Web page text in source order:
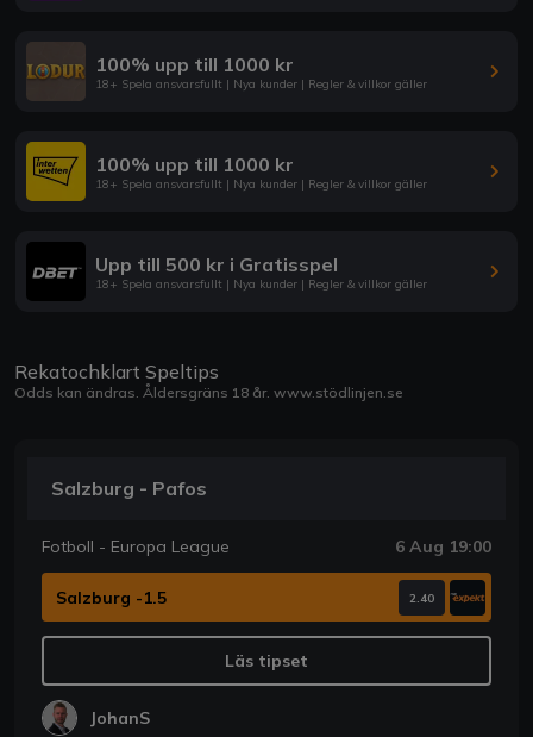
100% upp till 1000 kr
18+ Spela ansvarsfullt | Nya kunder | Regler & villkor gäller
100% upp till 1000 kr
18+ Spela ansvarsfullt | Nya kunder | Regler & villkor gäller
Upp till 500 kr i Gratisspel
18+ Spela ansvarsfullt | Nya kunder | Regler & villkor gäller
Rekatochklart Speltips
Odds kan ändras. Åldersgräns 18 år. www.stödlinjen.se
Salzburg - Pafos
Fotboll - Europa League 6 Aug 19:00
Salzburg -1.5 2.40
Läs tipset
JohanS